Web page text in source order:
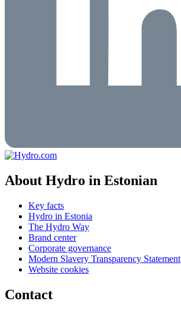
About Hydro in Estonian
Key facts
Hydro in Estonia
The Hydro Way
Brand center
Corporate governance
Modern Slavery Transparency Statement
Website cookies
Contact